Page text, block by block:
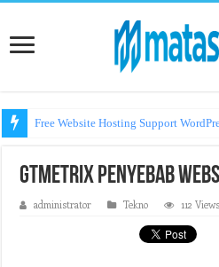
Free Website Hosting Support
Gtmetrix Penyebab
administrator Tekno 112 Views